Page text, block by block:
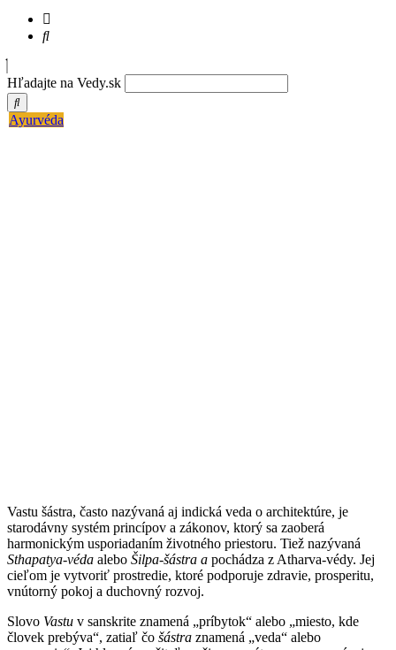
Hľadajte na Vedy.sk
Ayurvéda
Vastu šástra, často nazývaná aj indická veda o architektúre, je
starodávny systém princípov a zákonov, ktorý sa zaoberá
harmonickým usporiadaním životného priestoru. Tiež nazývaná
Sthapatya-véda alebo Šilpa-šástra a pochádza z Atharva-védy. Jej
cieľom je vytvoriť prostredie, ktoré podporuje zdravie, prosperitu,
vnútorný pokoj a duchovný rozvoj.
Slovo Vastu v sanskrite znamená „príbytok“ alebo „miesto, kde
človek prebýva“, zatiaľ čo šástra znamená „veda“ alebo